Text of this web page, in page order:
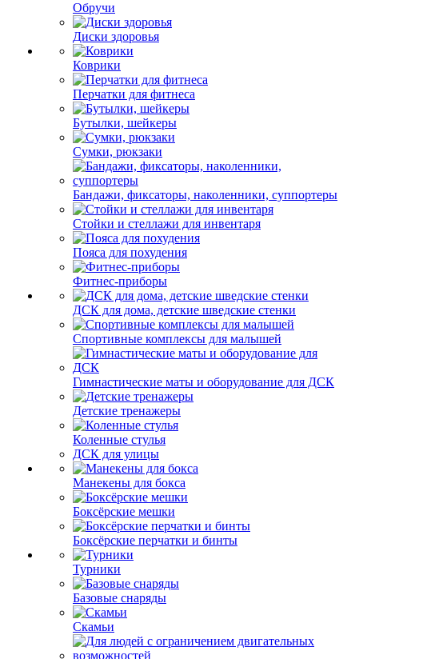
Обручи
Диски здоровья
Коврики
Перчатки для фитнеса
Бутылки, шейкеры
Сумки, рюкзаки
Бандажи, фиксаторы, наколенники, суппортеры
Стойки и стеллажи для инвентаря
Пояса для похудения
Фитнес-приборы
ДСК для дома, детские шведские стенки
Спортивные комплексы для малышей
Гимнастические маты и оборудование для ДСК
Детские тренажеры
Коленные стулья
ДСК для улицы
Манекены для бокса
Боксёрские мешки
Боксёрские перчатки и бинты
Турники
Базовые снаряды
Скамьи